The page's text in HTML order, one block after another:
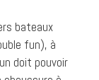
bateaux
fun), à
doit pouvoir